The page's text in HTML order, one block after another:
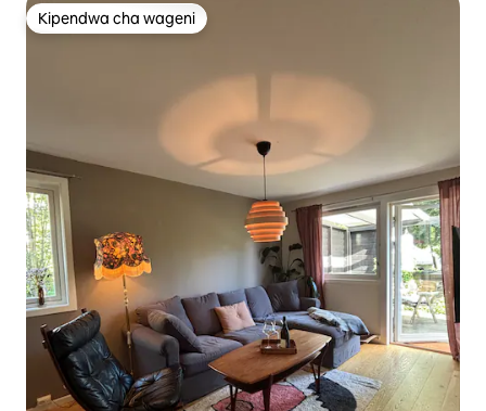
Kipendwa cha wageni
Kipendwa cha wageni